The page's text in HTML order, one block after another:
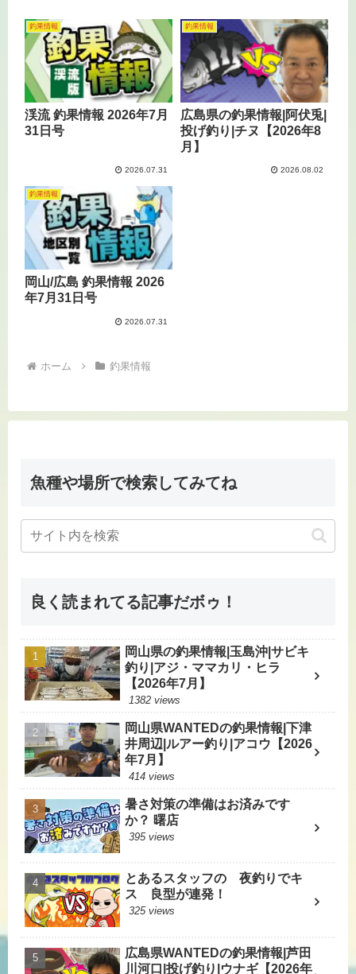
釣果情報
渓流 釣果情報 2026年7月
31日号
2026.07.31
釣果情報
広島県の釣果情報|阿伏兎|
投げ釣り|チヌ【2026年8
月】
2026.08.02
釣果情報
岡山/広島 釣果情報 2026
年7月31日号
2026.07.31
ホーム 釣果情報
魚種や場所で検索してみてね
良く読まれてる記事だボゥ！
岡山県の釣果情報|玉島沖|サビキ
釣り|アジ・ママカリ・ヒラ
【2026年7月】
1382 views
岡山県WANTEDの釣果情報|下津
井周辺|ルアー釣り|アコウ【2026
年7月】
414 views
暑さ対策の準備はお済みです
か？ 曙店
395 views
とあるスタッフの 夜釣りでキ
ス 良型が連発！
325 views
広島県WANTEDの釣果情報|芦田
川河口|投げ釣り|ウナギ【2026年